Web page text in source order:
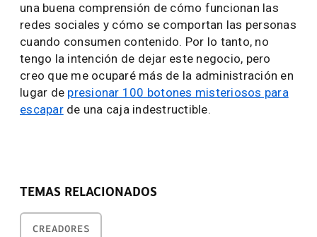
una buena comprensión de cómo funcionan las
redes sociales y cómo se comportan las personas
cuando consumen contenido. Por lo tanto, no
tengo la intención de dejar este negocio, pero
creo que me ocuparé más de la administración en
lugar de presionar 100 botones misteriosos para
escaparde una caja indestructible.
TEMAS RELACIONADOS
CREADORES